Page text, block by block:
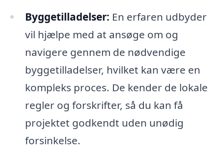
Byggetilladelser: En erfaren udbyder
vil hjælpe med at ansøge om og
navigere gennem de nødvendige
byggetilladelser, hvilket kan være en
kompleks proces. De kender de lokale
regler og forskrifter, så du kan få
projektet godkendt uden unødig
forsinkelse.